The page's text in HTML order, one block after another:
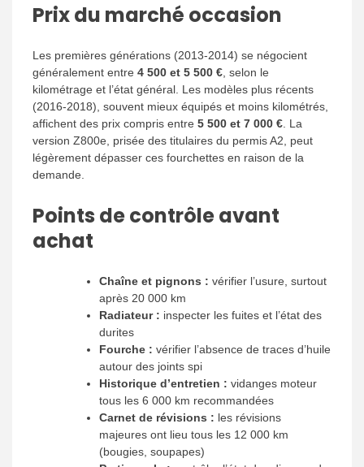
Prix du marché occasion
Les premières générations (2013-2014) se négocient
généralement entre 4 500 et 5 500 € , selon le
kilométrage et l’état général. Les modèles plus récents
(2016-2018), souvent mieux équipés et moins kilométrés,
affichent des prix compris entre 5 500 et 7 000 € . La
version Z800e, prisée des titulaires du permis A2, peut
légèrement dépasser ces fourchettes en raison de la
demande.
Points de contrôle avant
achat
Chaîne et pignons : vérifier l’usure, surtout
après 20 000 km
Radiateur : inspecter les fuites et l’état des
durites
Fourche : vérifier l’absence de traces d’huile
autour des joints spi
Historique d’entretien : vidanges moteur
tous les 6 000 km recommandées
Carnet de révisions : les révisions
majeures ont lieu tous les 12 000 km
(bougies, soupapes)